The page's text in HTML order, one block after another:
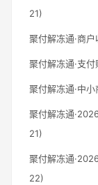
21)
聚付解冻通·商
聚付解冻通·支
聚付解冻通·中
聚付解冻通
21)
聚付解冻通
22)